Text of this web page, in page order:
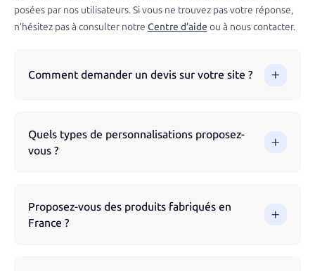
posées par nos utilisateurs. Si vous ne trouvez pas votre réponse,
n’hésitez pas à consulter notre Centre d’aide ou à nous contacter.
Comment demander un devis sur votre site ?
Notre équipe vous accompagne à chaque étape pour
garantir un résultat optimal.
Quels types de personnalisations proposez-
vous ?
gravure laser, flocage, impression UV et tampographie.
Chaque technique est adaptée au support choisi pour un
Proposez-vous des produits fabriqués en
France ?